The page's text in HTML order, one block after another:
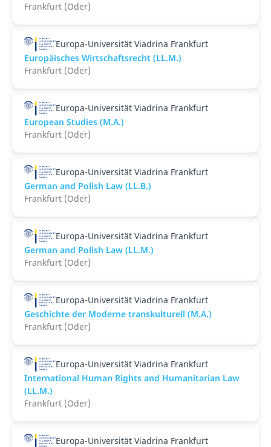
Frankfurt (Oder)
Europa-Universität Viadrina Frankfurt
Europäisches Wirtschaftsrecht (LL.M.)
Frankfurt (Oder)
Europa-Universität Viadrina Frankfurt
European Studies (M.A.)
Frankfurt (Oder)
Europa-Universität Viadrina Frankfurt
German and Polish Law (LL.B.)
Frankfurt (Oder)
Europa-Universität Viadrina Frankfurt
German and Polish Law (LL.M.)
Frankfurt (Oder)
Europa-Universität Viadrina Frankfurt
Geschichte der Moderne transkulturell (M.A.)
Frankfurt (Oder)
Europa-Universität Viadrina Frankfurt
International Human Rights and Humanitarian Law
(LL.M.)
Frankfurt (Oder)
Europa-Universität Viadrina Frankfurt